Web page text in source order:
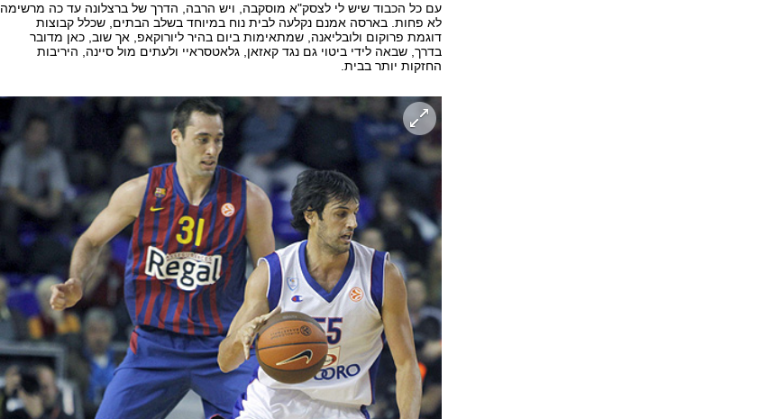
עם כל הכבוד שיש לי לצסק"א מוסקבה, ויש הרבה, הדרך של ברצלונה עד כה מרשימה
לא פחות. בארסה אמנם נקלעה לבית נוח במיוחד בשלב הבתים, שכלל קבוצות
דוגמת פרוקום ולובליאנה, שמתאימות ביום בהיר ליורוקאפ, אך שוב, כאן מדובר
בדרך, שבאה לידי ביטוי גם נגד קאזאן, גלאטסראיי ולעתים מול סיינה, היריבות
החזקות יותר בבית.